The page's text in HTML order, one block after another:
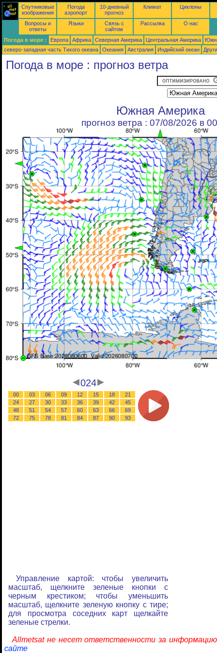
Спутниковые
изображения
Погода
аэропорт
10-дневный
прогноз
Климат Циклоны
Вопросы и
ответы
Языки
Связь с
сайтом
Рассылка О нас
Погода в море : Европа Африка Северная Америка Центральная Америка
северо-западная часть Tихого океана
Океания Австралия Индийский океан
Погода в море : прогноз ветра
Южная Америка
прогноз ветра : 07/08/2026 в
024
00 03 06 09 12 15 18
21
24
27 30 33 36 39 42
45
48
51 54 57 60 63 66
69
72
75 78 81 84 87 90 93
Управление картой: чтобы увеличить
масштаб, щелкните зеленые кнопки с
черным крестиком; чтобы уменьшить
масштаб, щелкните зеленую кнопку с тире;
для просмотра соседних карт щелкайте
зеленые стрелки.
Allmetsat не несет ответственности за
сайте